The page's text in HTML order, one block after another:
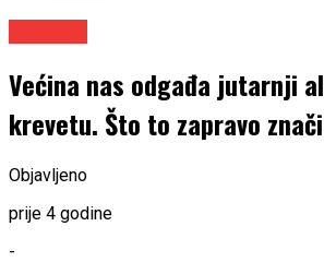
Većina nas odgađa jutarnji
krevetu. Što to zapravo
Objavljeno
prije 4 godine
-